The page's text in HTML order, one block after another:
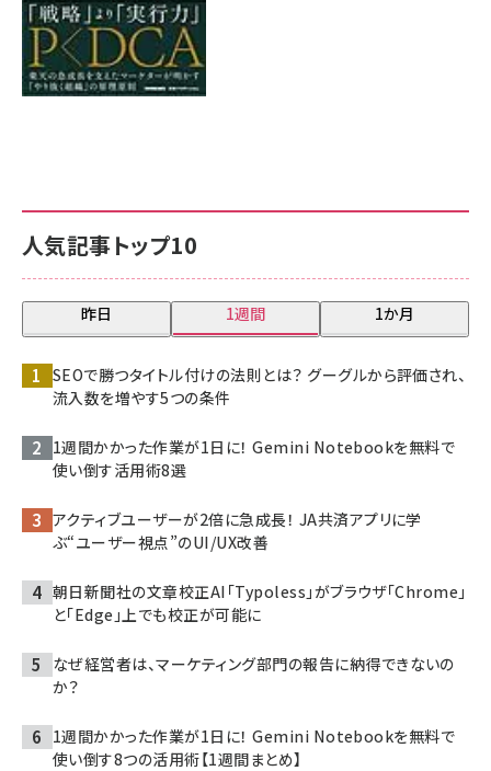
人気記事トップ10
昨日 1週間 1か月
SEOで勝つタイトル付けの法則とは？ グーグルから評価され、
流入数を増やす5つの条件
1週間かかった作業が1日に！ Gemini Notebookを無料で
使い倒す活用術8選
アクティブユーザーが2倍に急成長！ JA共済アプリに学
ぶ“ユーザー視点”のUI/UX改善
朝日新聞社の文章校正AI「Typoless」がブラウザ「Chrome」
と「Edge」上でも校正が可能に
なぜ経営者は、マーケティング部門の報告に納得できないの
か？
1週間かかった作業が1日に！ Gemini Notebookを無料で
使い倒す8つの活用術【1週間まとめ】